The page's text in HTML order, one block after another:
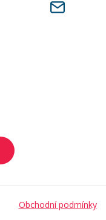
Obchodní podmínky